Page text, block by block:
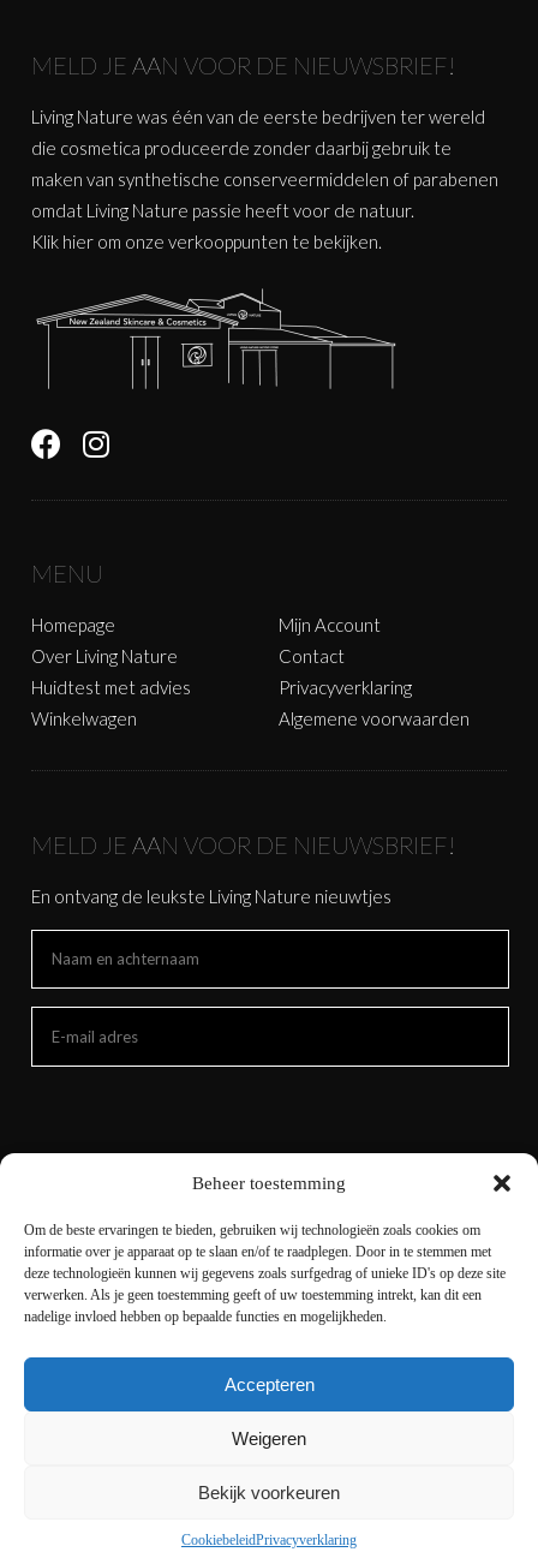
Beheer toestemming
Om de beste ervaringen te bieden, gebruiken wij technologieën zoals cookies om
informatie over je apparaat op te slaan en/of te raadplegen. Door in te stemmen met
deze technologieën kunnen wij gegevens zoals surfgedrag of unieke ID's op deze site
verwerken. Als je geen toestemming geeft of uw toestemming intrekt, kan dit een
nadelige invloed hebben op bepaalde functies en mogelijkheden.
Accepteren
Weigeren
Bekijk voorkeuren
CookiebeleidPrivacyverklaring
MELD JE AAN VOOR DE NIEUWSBRIEF!
Living Nature was één van de eerste bedrijven ter wereld
die cosmetica produceerde zonder daarbij gebruik te
maken van synthetische conserveermiddelen of parabenen
omdat Living Nature passie heeft voor de natuur.
Klik hier om onze verkooppunten te bekijken.
MENU
Homepage
Over Living Nature
Huidtest met advies
Winkelwagen
Mijn Account
Contact
Privacyverklaring
Algemene voorwaarden
MELD JE AAN VOOR DE NIEUWSBRIEF!
En ontvang de leukste Living Nature nieuwtjes
Copyright © 2021 livingnature.nl | Alle rechten